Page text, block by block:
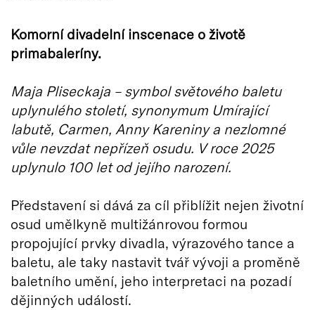
Komorní divadelní inscenace o životě
primabaleríny.
Maja Pliseckaja – symbol světového baletu
uplynulého století, synonymum Umírající
labutě, Carmen, Anny Kareniny a nezlomné
vůle nevzdat nepřízeň osudu. V roce 2025
uplynulo 100 let od jejího narození.
Představení si dává za cíl přiblížit nejen životní
osud umělkyně multižánrovou formou
propojující prvky divadla, výrazového tance a
baletu, ale taky nastavit tvář vývoji a proměně
baletního umění, jeho interpretaci na pozadí
dějinných událostí.